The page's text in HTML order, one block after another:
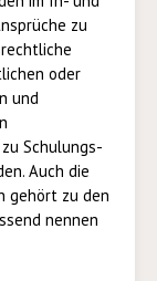
zu
oder
und
Schulungs-
Auch die
gehört zu den
nennen